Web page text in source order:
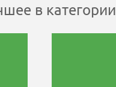
в категории